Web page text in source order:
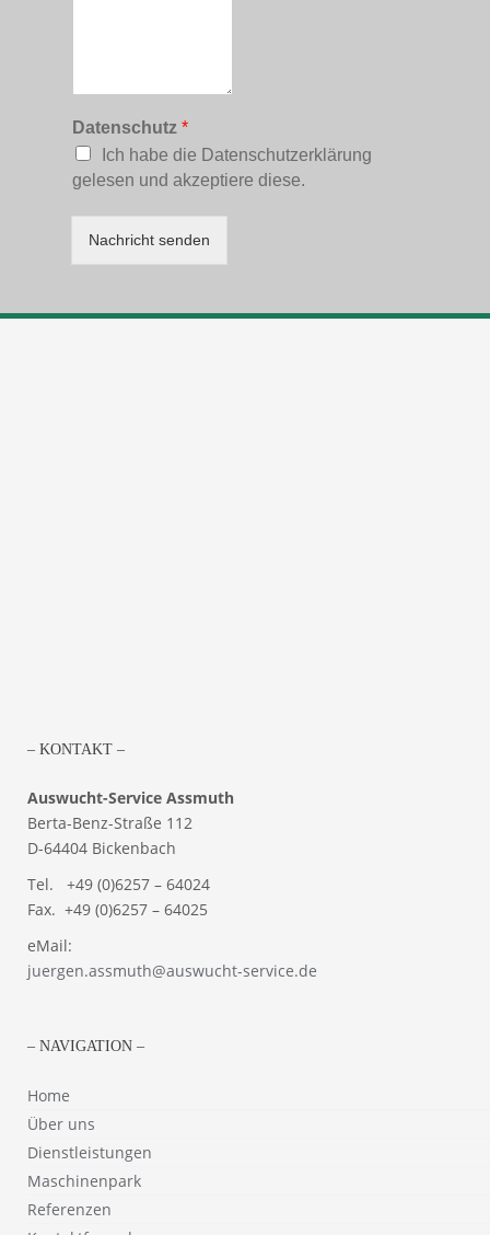
Datenschutz *
Ich habe die Datenschutzerklärung
gelesen und akzeptiere diese.
Nachricht senden
– KONTAKT –
Auswucht-Service Assmuth
Berta-Benz-Straße 112
D-64404 Bickenbach
Tel. +49 (0)6257 – 64024
Fax. +49 (0)6257 – 64025
eMail:
juergen.assmuth@auswucht-service.de
– NAVIGATION –
Home
Über uns
Dienstleistungen
Maschinenpark
Referenzen